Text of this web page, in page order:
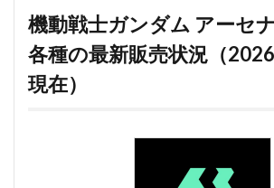
機動戦士ガンダム アーセ
各種の最新販売状況（
現在）